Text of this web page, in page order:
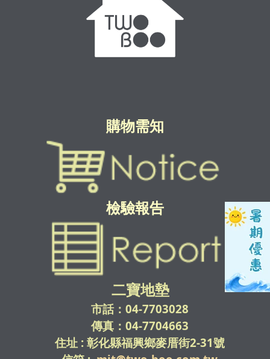
購物需知
檢驗報告
二寶地墊
市話：04-7703028
傳真：04-7704663
住址 : 彰化縣福興鄉麥厝街2-31號